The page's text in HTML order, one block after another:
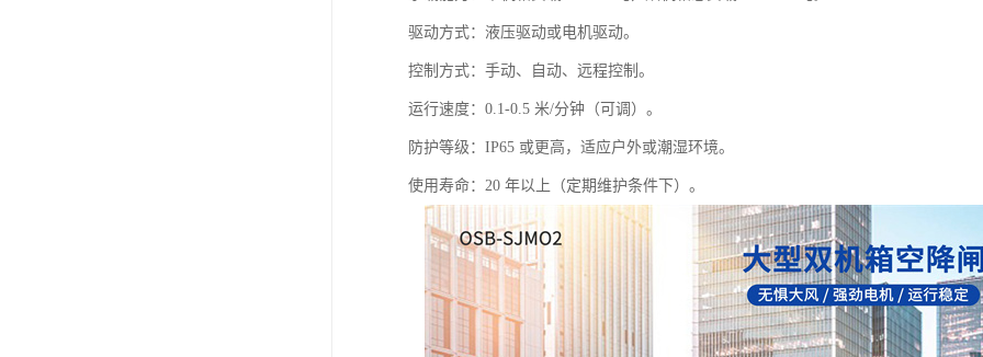
驱动方式：液压驱动或电机驱动。
控制方式：手动、自动、远程控制。
运行速度：0.1-0.5 米/分钟（可调）。
防护等级：IP65 或更高，适应户外或潮湿环境。
使用寿命：20 年以上（定期维护条件下）。